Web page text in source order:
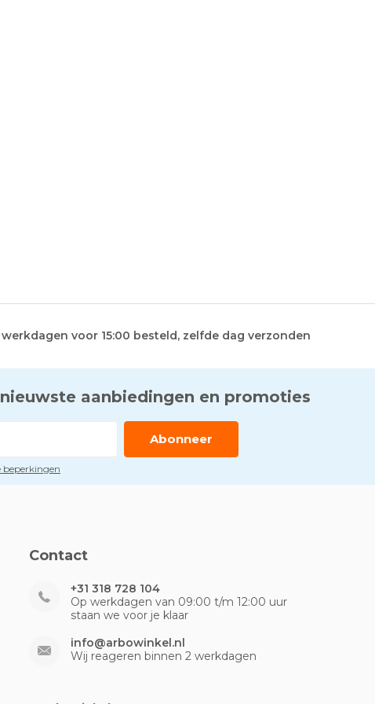
werkdagen voor 15:00 besteld, zelfde dag verzonden
aanbiedingen en promoties
Abonneer
beperkingen
Contact
+31 318 728 104
Op werkdagen van 09:00 t/m 12:00 uur
staan we voor je klaar
info@arbowinkel.nl
Wij reageren binnen 2 werkdagen